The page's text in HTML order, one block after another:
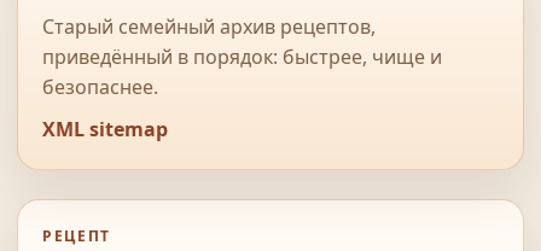
Старый семейный архив рецептов,
приведённый в порядок: быстрее, чище и
безопаснее.
XML sitemap
РЕЦЕПТ